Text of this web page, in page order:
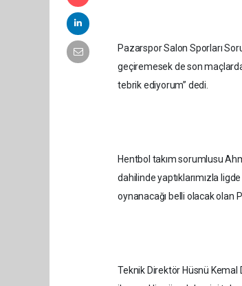
Pazarspor Salon Sporları
geçiremesek de son
tebrik ediyorum” dedi.
Hentbol takım sorumlusu
dahilinde yaptıklarımızla
oynanacağı belli olacak olan
Teknik Direktör Hüsnü Kemal